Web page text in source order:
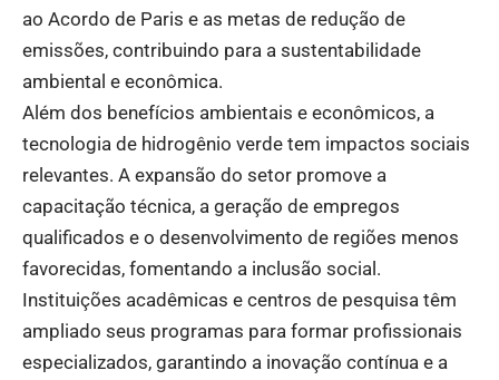
ao Acordo de Paris e as metas de redução de
emissões, contribuindo para a sustentabilidade
ambiental e econômica.
Além dos benefícios ambientais e econômicos, a
tecnologia de hidrogênio verde tem impactos sociais
relevantes. A expansão do setor promove a
capacitação técnica, a geração de empregos
qualificados e o desenvolvimento de regiões menos
favorecidas, fomentando a inclusão social.
Instituições acadêmicas e centros de pesquisa têm
ampliado seus programas para formar profissionais
especializados, garantindo a inovação contínua e a